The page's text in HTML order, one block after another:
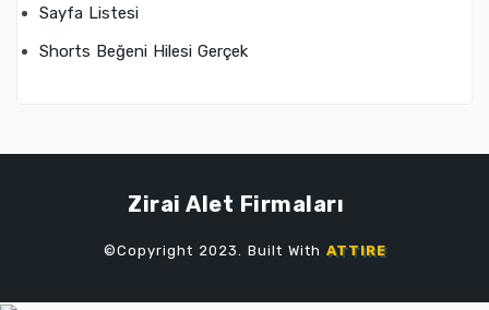
Sayfa Listesi
Shorts Beğeni Hilesi Gerçek
Zirai Alet Firmaları
©Copyright 2023. Built With ATTIRE